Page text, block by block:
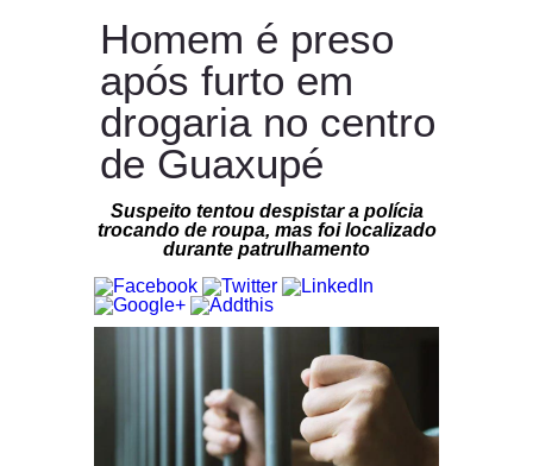
Homem é preso
após furto em
drogaria no centro
de Guaxupé
Suspeito tentou despistar a polícia
trocando de roupa, mas foi localizado
durante patrulhamento